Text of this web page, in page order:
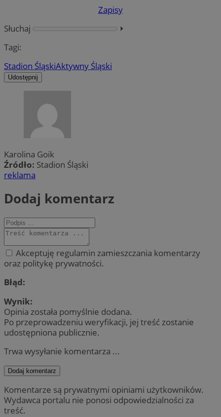
Zapisy
Słuchaj
⏵︎
Tagi:
Stadion ŚląskiAktywny Śląski
Udostępnij
Karolina Goik
Źródło: Stadion Śląski
reklama
Dodaj komentarz
Akceptuję regulamin zamieszczania komentarzy
oraz politykę prywatności.
Błąd:
Wynik:
Opinia została pomyślnie dodana.
Po przeprowadzeniu weryfikacji, jej treść zostanie
udostępniona publicznie.
Trwa wysyłanie komentarza ...
Dodaj komentarz
Komentarze są prywatnymi opiniami użytkowników.
Wydawca portalu nie ponosi odpowiedzialności za
treść.